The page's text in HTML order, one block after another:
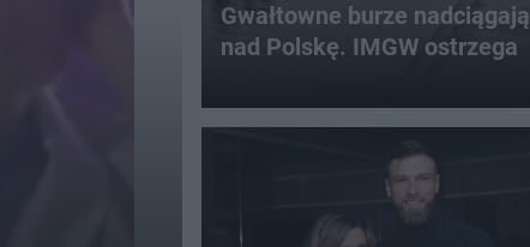
Gwałtowne burze nadciągają
nad Polskę. IMGW ostrzega